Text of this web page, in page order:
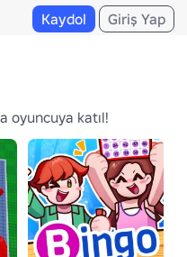
Kaydol Giriş Yap
oyuncuya katıl!